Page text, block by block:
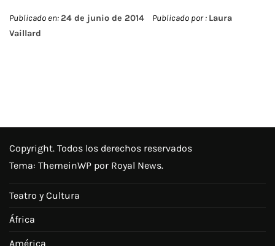
Publicado en:24 de junio de 2014 Publicado por : Laura
Vaillard
Copyright. Todos los derechos reservados
Tema: ThemeinWP por Royal News.
Teatro y Cultura
África
América